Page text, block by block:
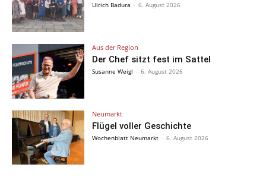
Ulrich Badura - 6. August 2026
Aus der Region
Der Chef sitzt fest im Sattel
Susanne Weigl - 6. August 2026
Neumarkt
Flügel voller Geschichte
Wochenblatt Neumarkt - 6. August 2026